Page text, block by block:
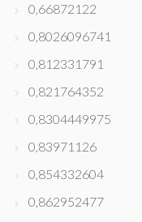
0,66872122
0,8026096741
0,812331791
0,821764352
0,8304449975
0,83971126
0,854332604
0,862952477